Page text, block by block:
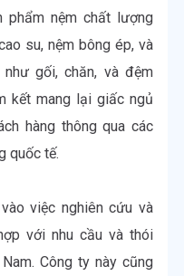
phẩm nệm chất lượng
su, nệm bông ép, và
gối, chăn, và đệm
kết mang lại giấc ngủ
hàng thông qua các
quốc tế.
việc nghiên cứu và
với nhu cầu và thói
Công ty này cũng